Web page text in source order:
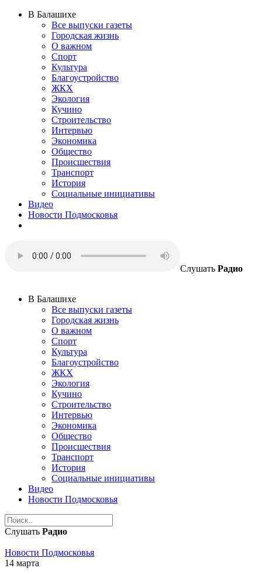
В Балашихе
Все выпуски газеты
Городская жизнь
О важном
Спорт
Культура
Благоустройство
ЖКХ
Экология
Кучино
Строительство
Интервью
Экономика
Общество
Происшествия
Транспорт
История
Социальные инициативы
Видео
Новости Подмосковья
Слушать Радио
В Балашихе
Все выпуски газеты
Городская жизнь
О важном
Спорт
Культура
Благоустройство
ЖКХ
Экология
Кучино
Строительство
Интервью
Экономика
Общество
Происшествия
Транспорт
История
Социальные инициативы
Видео
Новости Подмосковья
Слушать Радио
Новости Подмосковья
14 марта